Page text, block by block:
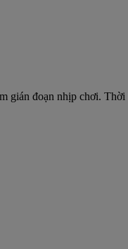
đoạn nhịp chơi.